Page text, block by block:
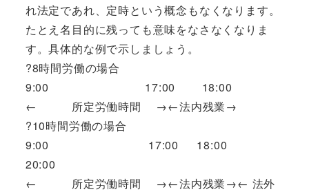
れ法定であれ、定時という概念もなくなります。
たとえ名目的に残っても意味をなさなくなりま
す。具体的な例で示しましょう。
?8時間労働の場合
9:00 17:00 18:00
← 所定労働時間 →←法内残業→
?10時間労働の場合
9:00 17:00 18:00
20:00
← 所定労働時間 →←法内残業→← 法外